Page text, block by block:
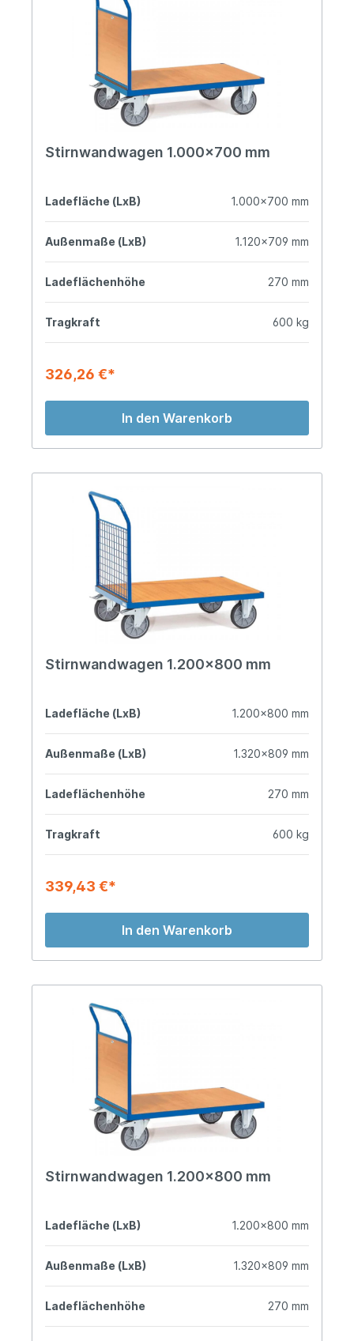
Stirnwandwagen 1.000x700 mm
Ladefläche (LxB) 1.000x700 mm
Außenmaße (LxB) 1.120x709 mm
Ladeflächenhöhe 270 mm
Tragkraft 600 kg
326,26 €*
In den Warenkorb
Stirnwandwagen 1.200x800 mm
Ladefläche (LxB) 1.200x800 mm
Außenmaße (LxB) 1.320x809 mm
Ladeflächenhöhe 270 mm
Tragkraft 600 kg
339,43 €*
In den Warenkorb
Stirnwandwagen 1.200x800 mm
Ladefläche (LxB) 1.200x800 mm
Außenmaße (LxB) 1.320x809 mm
Ladeflächenhöhe 270 mm